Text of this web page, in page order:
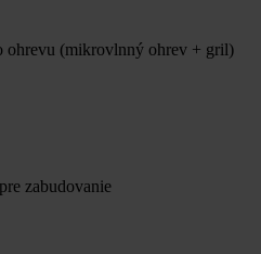
ohrevu (mikrovlnný ohrev + gril)
zabudovanie